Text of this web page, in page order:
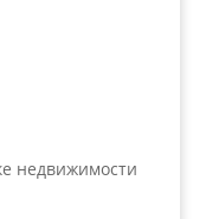
недвижимости